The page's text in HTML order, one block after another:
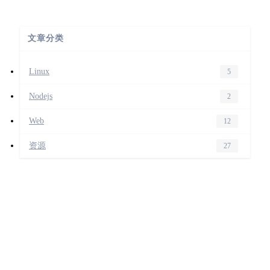
文章分类
Linux 5
Nodejs 2
Web 12
资源 27